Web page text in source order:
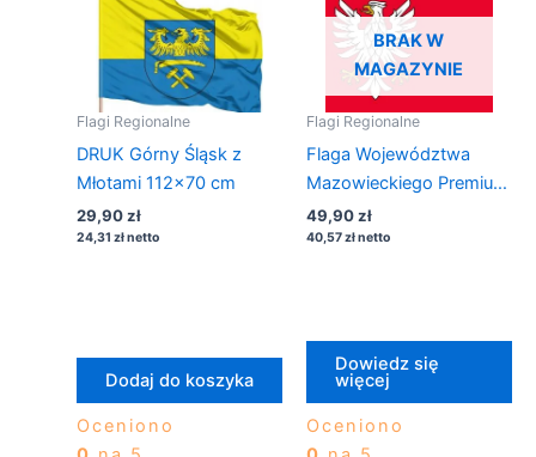
Flagi Regionalne
DRUK Górny Śląsk z
Młotami 112×70 cm
Oceniono
29,90zł
24,31 złnetto
Dodaj do koszyka
BRAK W
MAGAZYNIE
Flagi Regionalne
Flaga Województwa
Mazowieckiego Premium
150×90
Oceniono
49,90zł
40,57złnetto
Dowiedz się
więcej